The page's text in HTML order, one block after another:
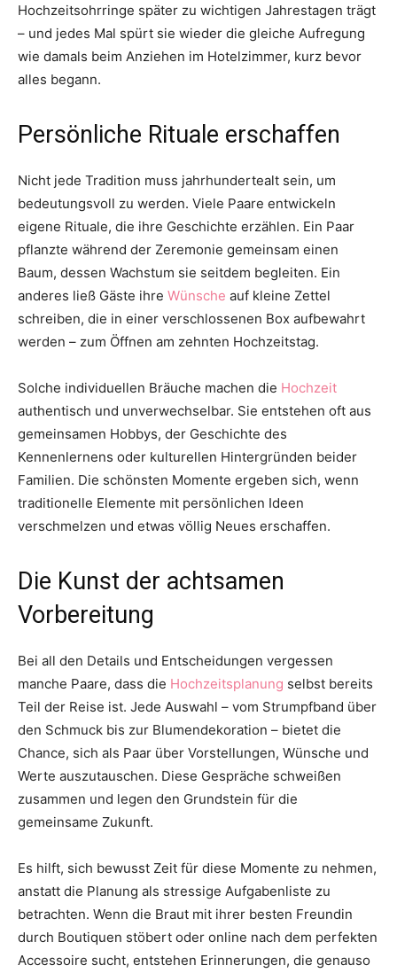
Hochzeitsohrringe später zu wichtigen Jahrestagen trägt
– und jedes Mal spürt sie wieder die gleiche Aufregung
wie damals beim Anziehen im Hotelzimmer, kurz bevor
alles begann.
Persönliche Rituale erschaffen
Nicht jede Tradition muss jahrhundertealt sein, um
bedeutungsvoll zu werden. Viele Paare entwickeln
eigene Rituale, die ihre Geschichte erzählen. Ein Paar
pflanzte während der Zeremonie gemeinsam einen
Baum, dessen Wachstum sie seitdem begleiten. Ein
anderes ließ Gäste ihre Wünsche auf kleine Zettel
schreiben, die in einer verschlossenen Box aufbewahrt
werden – zum Öffnen am zehnten Hochzeitstag.
Solche individuellen Bräuche machen die Hochzeit
authentisch und unverwechselbar. Sie entstehen oft aus
gemeinsamen Hobbys, der Geschichte des
Kennenlernens oder kulturellen Hintergründen beider
Familien. Die schönsten Momente ergeben sich, wenn
traditionelle Elemente mit persönlichen Ideen
verschmelzen und etwas völlig Neues erschaffen.
Die Kunst der achtsamen
Vorbereitung
Bei all den Details und Entscheidungen vergessen
manche Paare, dass die Hochzeitsplanung selbst bereits
Teil der Reise ist. Jede Auswahl – vom Strumpfband über
den Schmuck bis zur Blumendekoration – bietet die
Chance, sich als Paar über Vorstellungen, Wünsche und
Werte auszutauschen. Diese Gespräche schweißen
zusammen und legen den Grundstein für die
gemeinsame Zukunft.
Es hilft, sich bewusst Zeit für diese Momente zu nehmen,
anstatt die Planung als stressige Aufgabenliste zu
betrachten. Wenn die Braut mit ihrer besten Freundin
durch Boutiquen stöbert oder online nach dem perfekten
Accessoire sucht, entstehen Erinnerungen, die genauso